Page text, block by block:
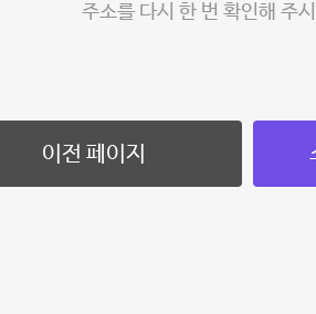
주소를 다시 한 번 확인해 주
이전 페이지